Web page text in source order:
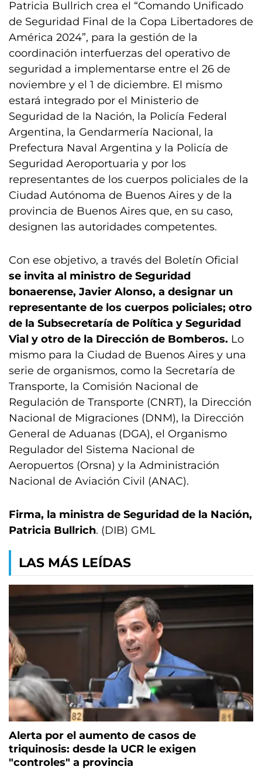
Patricia Bullrich crea el “Comando Unificado
de Seguridad Final de la Copa Libertadores de
América 2024”, para la gestión de la
coordinación interfuerzas del operativo de
seguridad a implementarse entre el 26 de
noviembre y el 1 de diciembre. El mismo
estará integrado por el Ministerio de
Seguridad de la Nación, la Policía Federal
Argentina, la Gendarmería Nacional, la
Prefectura Naval Argentina y la Policía de
Seguridad Aeroportuaria y por los
representantes de los cuerpos policiales de la
Ciudad Autónoma de Buenos Aires y de la
provincia de Buenos Aires que, en su caso,
designen las autoridades competentes.
Con ese objetivo, a través del Boletín Oficial
se invita al ministro de Seguridad
bonaerense, Javier Alonso, a designar un
representante de los cuerpos policiales; otro
de la Subsecretaría de Política y Seguridad
Vial y otro de la Dirección de Bomberos. Lo
mismo para la Ciudad de Buenos Aires y una
serie de organismos, como la Secretaría de
Transporte, la Comisión Nacional de
Regulación de Transporte (CNRT), la Dirección
Nacional de Migraciones (DNM), la Dirección
General de Aduanas (DGA), el Organismo
Regulador del Sistema Nacional de
Aeropuertos (Orsna) y la Administración
Nacional de Aviación Civil (ANAC).
Firma, la ministra de Seguridad de la Nación,
Patricia Bullrich. (DIB) GML
LAS MÁS LEÍDAS
Alerta por el aumento de casos de
triquinosis: desde la UCR le exigen
"controles" a provincia